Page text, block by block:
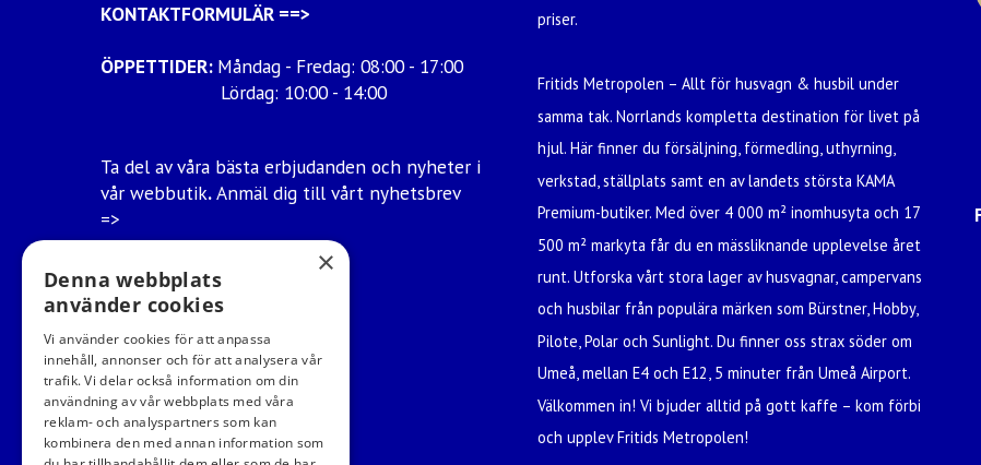
KONTAKTFORMULÄR ==>
ÖPPETTIDER: Måndag - Fredag: 08:00 - 17:00
Lördag: 10:00 - 14:00
Ta del av våra bästa erbjudanden och nyheter i
vår webbutik.Anmäl dig till vårt nyhetsbrev
=>
Ångra mitt köp
priser.
Fritids Metropolen – Allt för husvagn & husbil under
samma tak. Norrlands kompletta destination för livet på
hjul. Här finner du försäljning, förmedling, uthyrning,
verkstad, ställplats samt en av landets största KAMA
Premium-butiker. Med över 4 000 m² inomhusyta och 17
500 m² markyta får du en mässliknande upplevelse året
runt. Utforska vårt stora lager av husvagnar, campervans
och husbilar från populära märken som Bürstner, Hobby,
Pilote, Polar och Sunlight. Du finner oss strax söder om
Umeå, mellan E4 och E12, 5 minuter från Umeå Airport.
Välkommen in! Vi bjuder alltid på gott kaffe – kom förbi
och upplev Fritids Metropolen!
×
Denna webbplats
använder cookies
Vi använder cookies för att anpassa
innehåll, annonser och för att analysera vår
trafik. Vi delar också information om din
användning av vår webbplats med våra
reklam- och analyspartners som kan
kombinera den med annan information som